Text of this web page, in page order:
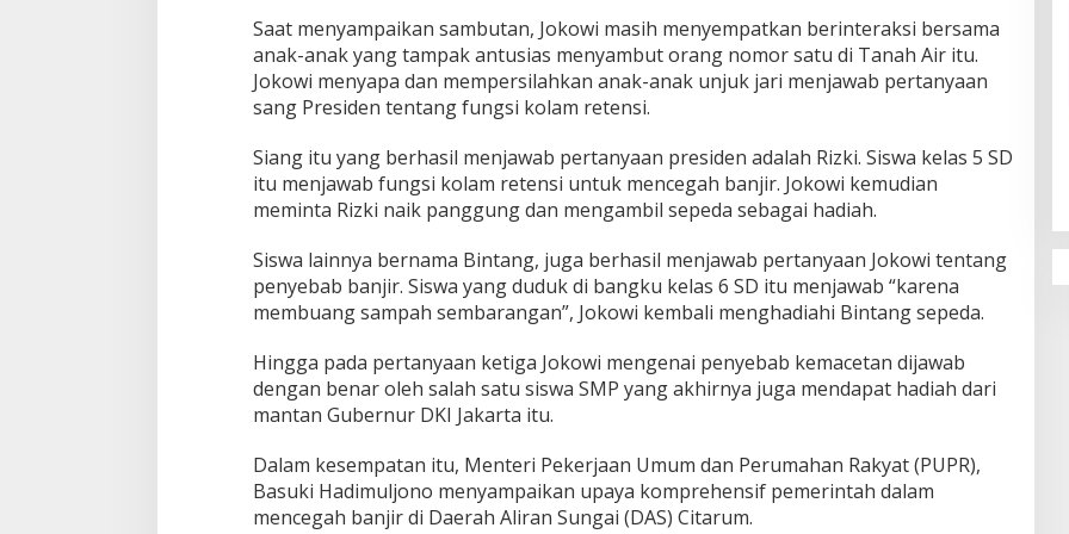
k
t
u
r
B
n
d
u
n
Saat menyampaikan sambutan, Jokowi masih menyempatkan berinteraksi bersama
anak-anak yang tampak antusias menyambut orang nomor satu di Tanah Air itu.
Jokowi menyapa dan mempersilahkan anak-anak unjuk jari menjawab pertanyaan
sang Presiden tentang fungsi kolam retensi.
Siang itu yang berhasil menjawab pertanyaan presiden adalah Rizki. Siswa kelas 5 SD
itu menjawab fungsi kolam retensi untuk mencegah banjir. Jokowi kemudian
meminta Rizki naik panggung dan mengambil sepeda sebagai hadiah.
Siswa lainnya bernama Bintang, juga berhasil menjawab pertanyaan Jokowi tentang
penyebab banjir. Siswa yang duduk di bangku kelas 6 SD itu menjawab “karena
membuang sampah sembarangan”, Jokowi kembali menghadiahi Bintang sepeda.
Hingga pada pertanyaan ketiga Jokowi mengenai penyebab kemacetan dijawab
dengan benar oleh salah satu siswa SMP yang akhirnya juga mendapat hadiah dari
mantan Gubernur DKI Jakarta itu.
Dalam kesempatan itu, Menteri Pekerjaan Umum dan Perumahan Rakyat (PUPR),
Basuki Hadimuljono menyampaikan upaya komprehensif pemerintah dalam
mencegah banjir di Daerah Aliran Sungai (DAS) Citarum.
Karakter Sekolah Nur Al Rahman
Bikin Sekolah di Malaysia Tertarik
Mempelajarinya